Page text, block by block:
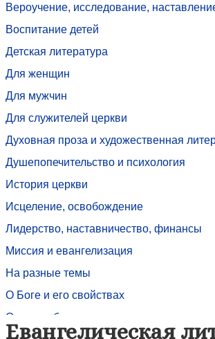
Вероучение, исследование,
Воспитание детей
Детская литература
Для женщин
Для мужчин
Для служителей церкви
Духовная проза и художественная
Душепопечительство и психология
История церкви
Исцеление, освобождение
Лидерство, наставничество, финансы
Миссия и евангелизация
На разные темы
О Боге и его свойствах
О вере и благодати
Евангелическая